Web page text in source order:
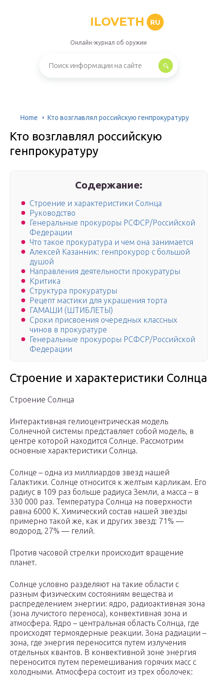
ILOVETH RU
Онлайн-журнал об оружии
Home Кто возглавлял российскую генпрокуратуру
Кто возглавлял российскую
генпрокуратуру
Содержание:
Строение и характеристики Солнца
Руководство
Генеральные прокуроры РСФСР/Российской
Федерации
Что такое прокуратура и чем она занимается
Алексей Казанник: генпрокурор с большой
душой
Направления деятельности прокуратуры
Критика
Структура прокуратуры
Рецепт мастики для украшения торта
ГАМАШИ (ШТИБЛЕТЫ)
Сроки присвоения очередных классных
чинов в прокуратуре
Генеральные прокуроры РСФСР/Российской
Федерации
Строение и характеристики Солнца
Строение Солнца
Интерактивная гелиоцентрическая модель
Солнечной системы представляет собой модель, в
центре которой находится Солнце. Рассмотрим
основные характеристики Солнца.
Солнце – одна из миллиардов звезд нашей
Галактики. Солнце относится к желтым карликам. Его
радиус в 109 раз больше радиуса Земли, а масса – в
330 000 раз. Температура Солнца на поверхности
равна 6000 К. Химический состав нашей звезды
примерно такой же, как и других звезд: 71% —
водород, 27% — гелий.
Против часовой стрелки происходит вращение
планет.
Солнце условно разделяют на такие области с
разным физическим состояниям вещества и
распределением энергии: ядро, радиоактивная зона
(зона лучистого переноса), конвективная зона и
атмосфера. Ядро – центральная область Солнца, где
происходят термоядерные реакции. Зона радиации –
зона, где энергия переносится путем излучения
отдельных квантов. В конвективной зоне энергия
переносится путем перемешивания горячих масс с
холодными. Атмосфера состоит из трех оболочек: